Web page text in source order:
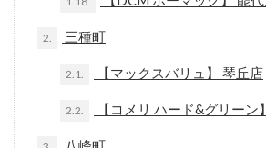
2. 三種町
2.1. 【マックスバリュ】 琴丘店
2.2. 【コメリ ハード&グリーン